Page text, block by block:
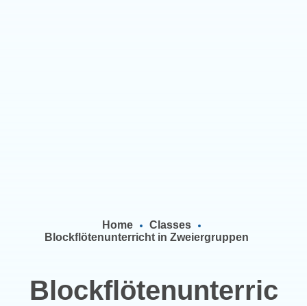
Home
Classes
Blockflötenunterricht in Zweiergruppen
Blockflötenunterric